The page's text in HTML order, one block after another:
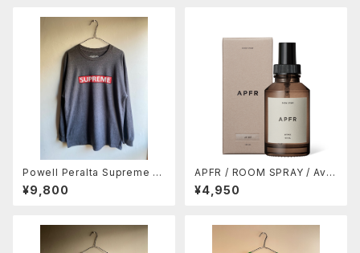
Powell Peralta Supreme L/
S T-Shirt Charocal Heather
¥9,800
APFR / ROOM SPRAY / Ave
nue (10%OFF)
¥4,950